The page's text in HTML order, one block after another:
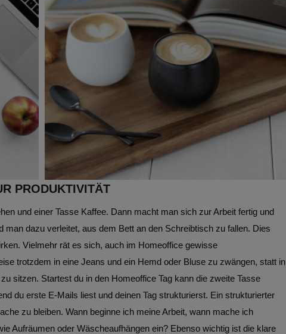
PRODUKTIVITÄT
und einer Tasse Kaffee. Dann macht man sich zur Arbeit fertig und
dazu verleitet, aus dem Bett an den Schreibtisch zu fallen. Dies
Vielmehr rät es sich, auch im Homeoffice gewisse
trotzdem in eine Jeans und ein Hemd oder Bluse zu zwängen, statt in
sitzen. Startest du in den Homeoffice Tag kann die zweite Tasse
du erste E-Mails liest und deinen Tag strukturierst. Ein strukturierter
zu bleiben. Wann beginne ich meine Arbeit, wann mache ich
Aufräumen oder Wäscheaufhängen ein? Ebenso wichtig ist die klare